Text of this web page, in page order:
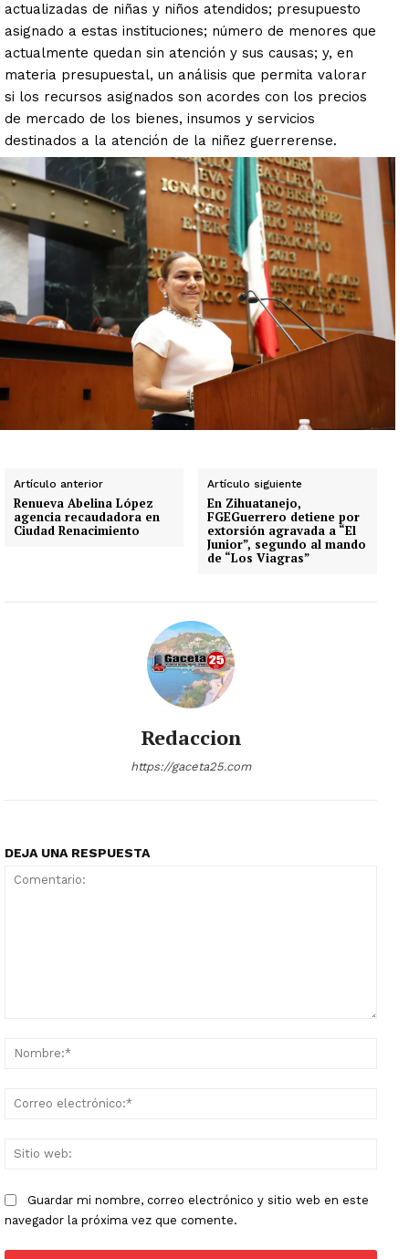
actualizadas de niñas y niños atendidos; presupuesto
asignado a estas instituciones; número de menores que
actualmente quedan sin atención y sus causas; y, en
materia presupuestal, un análisis que permita valorar
si los recursos asignados son acordes con los precios
de mercado de los bienes, insumos y servicios
destinados a la atención de la niñez guerrerense.
Artículo anterior
Renueva Abelina López
agencia recaudadora en
Ciudad Renacimiento
Artículo siguiente
En Zihuatanejo,
FGEGuerrero detiene por
extorsión agravada a “El
Junior”, segundo al mando
de “Los Viagras”
Redaccion
https://gaceta25.com
DEJA UNA RESPUESTA
Guardar mi nombre, correo electrónico y sitio web en este
navegador la próxima vez que comente.